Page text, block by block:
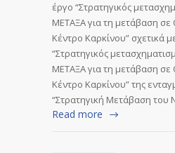
έργο “Στρατηγικός
ΜΕΤΑΞΑ για τη μετάβαση
Κέντρο Καρκίνου” σχετικά
“Στρατηγικός
ΜΕΤΑΞΑ για τη μετάβαση
Κέντρο Καρκίνου” της
“Στρατηγική Μετάβαση του
Read more